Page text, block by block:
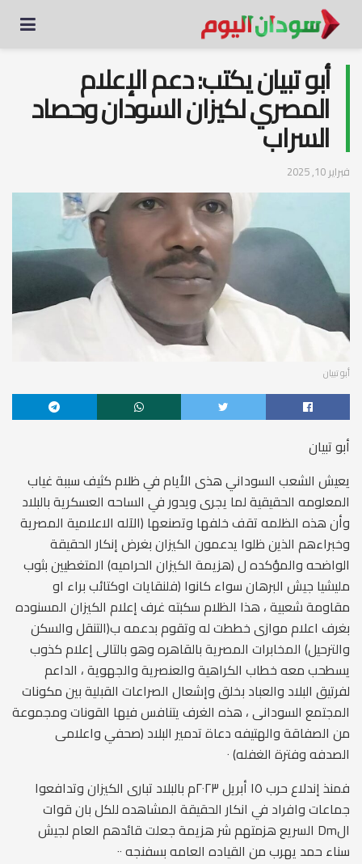
أبو تبيان يكتب: دعم الإعلام
المصري لكيزان السودان وحصاد
السراب
فبراير 10, 2025
أبو تبيان
أبو تبيان
يعيش الشعب السوداني هذى الأيام في ظلام كثيف سببة غياب
المعلومه الحقيقية لما يجرى ويدور في الساحه العسكرية بالبلاد
وأن هذه الظلمه تقف خلفها وتصنعها (الآله الاعلامية المصرية
وخبراءهم الذين ظلوا يدعمون الكيزان بغرض إنكار الحقيقة
الواضحه والمؤكده ل (هزيمة الكيزان الحراميه) المتغطيين بثوب
مليشيا جيش البرهان سواء كانوا (فلنقايات اوكتائب براء او
مقاومة شعبية ، هذا الظلام سكبته غرف إعلام الكيزان المسنوده
بغرف اعلام موازى خططت له وتقوم بدعمه ب(التنقل والسكن
والترحيل) المخابرات المصرية بالقاهره وهو بالتالى إعلام كذوب
يسطحب معه خطاب الكراهية والعنصرية والجهوية ، الداعم
لفرتيق البلاد والعباد بخلق وإشعال الصراعات القبلية بين مكونات
المجتمع السودانى ، هذه الغرف يتنافس فيها القونات ومجموعة
من الصفاقة والهتيفه دعاة تدمير البلاد (صحفي واعلامى
الصدفه وفترة الغفله) ٠
فمنذ إندلاع حرب ١٥ أبريل ٢٠٢٣م بالبلاد تبارى الكيزان وتدافعوا
جماعات وافراد في انكار الحقيقة المشاهده للكل بان قوات
الDm السريع هزمتهم شر هزيمة جعلت قائدهم العام لجيش
سناء حمد يهرب من القياده العامه بسفنجه ٠٠